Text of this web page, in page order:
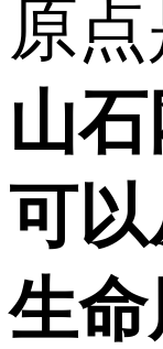
原点
山
可
生